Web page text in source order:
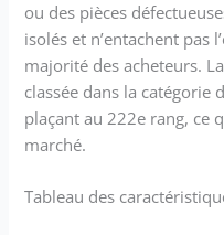
ou des pièces
isolés et n’entachent pas
majorité des acheteurs.
classée dans la catégorie
plaçant au 222e rang, ce
marché.
Tableau des